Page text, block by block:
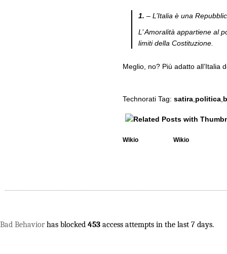
1. – L’Italia è una
L’ Amoralità appartiene al
limiti della Costituzione.
Meglio, no? Più adatto all’Italia
Technorati Tag: satira politica
Wikio Wikio
Bad Behaviorhas blocked 453 access attempts in the last 7 days.